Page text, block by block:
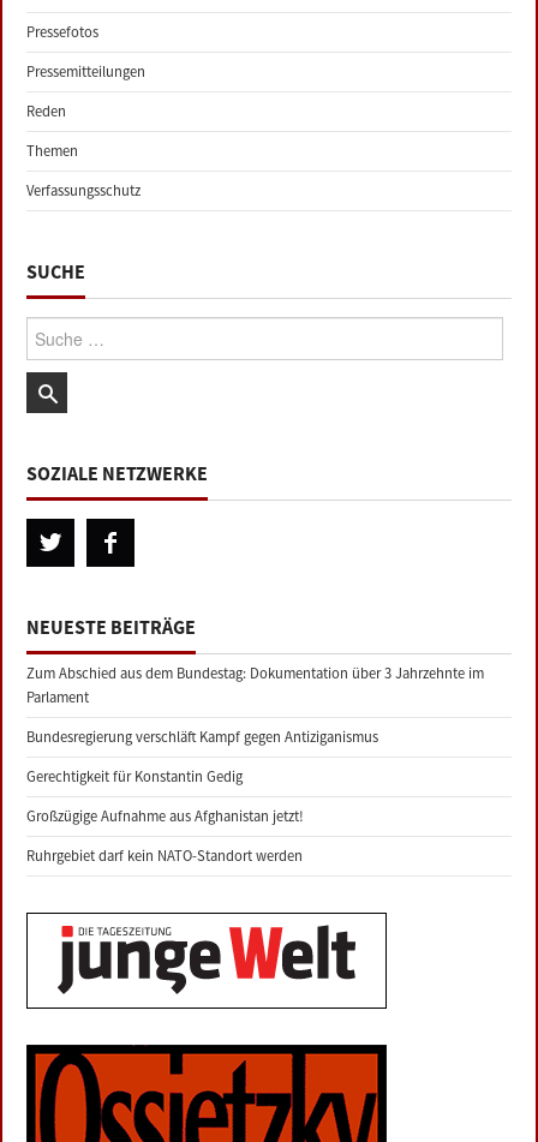
Pressefotos
Pressemitteilungen
Reden
Themen
Verfassungsschutz
SUCHE
Suche:
SOZIALE NETZWERKE
NEUESTE BEITRÄGE
Zum Abschied aus dem Bundestag: Dokumentation über 3 Jahrzehnte im
Parlament
Bundesregierung verschläft Kampf gegen Antiziganismus
Gerechtigkeit für Konstantin Gedig
Großzügige Aufnahme aus Afghanistan jetzt!
Ruhrgebiet darf kein NATO-Standort werden